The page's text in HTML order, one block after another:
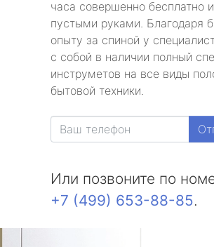
часа совершенно бесплатно
пустыми руками. Благодаря
опыту за спиной у
с собой в наличии полный
инструметов на все виды
бытовой техники.
Или позвоните по
+7 (499) 653-88-85.